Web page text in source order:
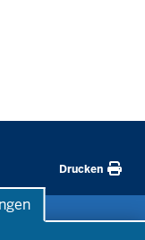
Drucken